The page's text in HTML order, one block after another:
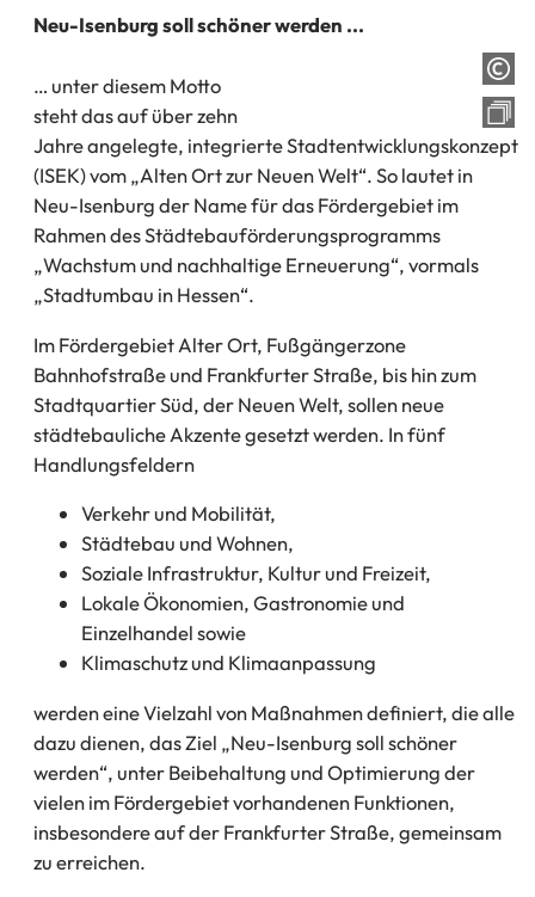
Neu-Isenburg soll schöner werden ...
… unter diesem Motto
steht das auf über zehn
Jahre angelegte, integrierte Stadtentwicklungskonzept
(ISEK) vom „Alten Ort zur Neuen Welt“. So lautet in
Neu-Isenburg der Name für das Fördergebiet im
Rahmen des Städtebauförderungsprogramms
„Wachstum und nachhaltige Erneuerung“, vormals
„Stadtumbau in Hessen“.
Im Fördergebiet Alter Ort, Fußgängerzone
Bahnhofstraße und Frankfurter Straße, bis hin zum
Stadtquartier Süd, der Neuen Welt, sollen neue
städtebauliche Akzente gesetzt werden. In fünf
Handlungsfeldern
Verkehr und Mobilität,
Städtebau und Wohnen,
Soziale Infrastruktur, Kultur und Freizeit,
Lokale Ökonomien, Gastronomie und
Einzelhandel sowie
Klimaschutz und Klimaanpassung
werden eine Vielzahl von Maßnahmen definiert, die alle
dazu dienen, das Ziel „Neu-Isenburg soll schöner
werden“, unter Beibehaltung und Optimierung der
vielen im Fördergebiet vorhandenen Funktionen,
insbesondere auf der Frankfurter Straße, gemeinsam
zu erreichen.